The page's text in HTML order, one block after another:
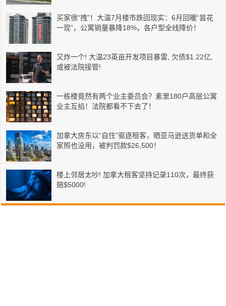
买家很“拽”！大温7月楼市跌回现实：6月回暖“昙花
一现”，公寓销量暴降18%，各户型全线降价！
又炸一个! 大温23英亩开发项目暴雷, 欠债$1.22亿,
或被法院接管!
一栋楼竟然有两个业主委员会？素里180户高层公寓
业主互掐！法院都看不下去了！
加拿大房东以“自住”驱逐租客，晒亚马逊送货单和全
家照也没用，被判罚款$26,500！
楼上邻居太吵! 加拿大租客坚持记录110次，最终获
赔$5000!